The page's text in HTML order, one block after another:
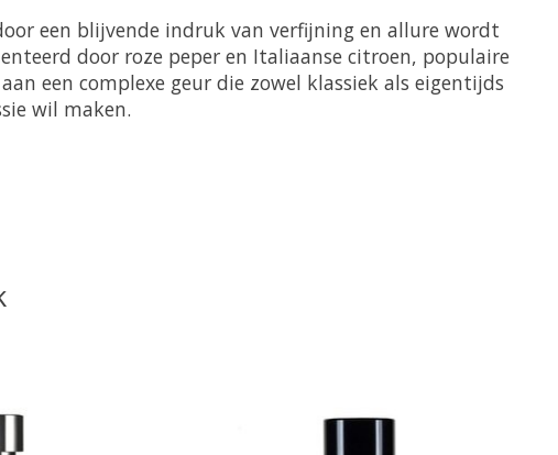
een blijvende indruk van verfijning en allure wordt
door roze peper en Italiaanse citroen, populaire
een complexe geur die zowel klassiek als eigentijds
wil maken.